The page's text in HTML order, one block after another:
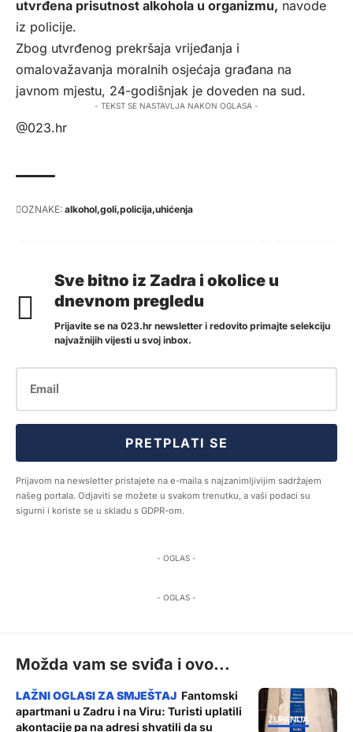
utvrđena prisutnost alkohola u organizmu, navode
iz policije.
Zbog utvrđenog prekršaja vrijeđanja i
omalovažavanja moralnih osjećaja građana na
javnom mjestu, 24-godišnjak je doveden na sud.
- TEKST SE NASTAVLJA NAKON OGLASA -
@023.hr
OZNAKE: alkohol goli policija uhićenja
Sve bitno iz Zadra i okolice u
dnevnom pregledu
Prijavite se na 023.hr newsletter i redovito primajte selekciju
najvažnijih vijesti u svoj inbox.
PRETPLATI SE
Prijavom na newsletter pristajete na e-maila s najzanimljivijim sadržajem
našeg portala. Odjaviti se možete u svakom trenutku, a vaši podaci su
sigurni i koriste se u skladu s GDPR-om.
- OGLAS -
- OGLAS -
Možda vam se sviđa i ovo...
ŽUPANIJA
Fantomski
apartmani u Zadru i na Viru: Turisti uplatili
akontacije pa na adresi shvatili da su